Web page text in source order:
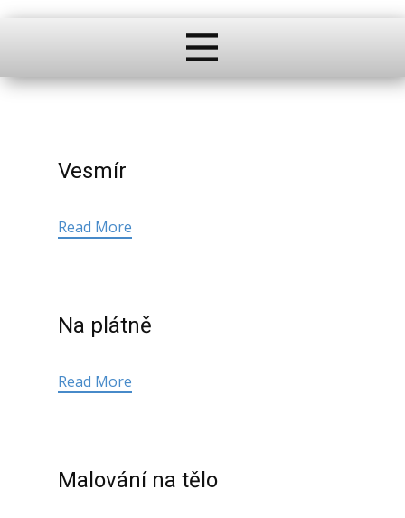
Vesmír
Read More
Na plátně
Read More
Malování na tělo